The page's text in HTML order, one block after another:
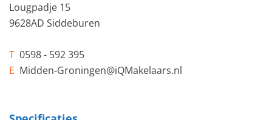
De woning bevindt zich aan een klein kanaal wat het
van de meest rustige en prachtige locaties die het park
te bieden heeft. Aan de voorzijde van de woning
DE WONING:
Lougpadje 15
9628AD Siddeburen
T 0598 - 592 395
E Midden-Groningen@iQMakelaars.nl